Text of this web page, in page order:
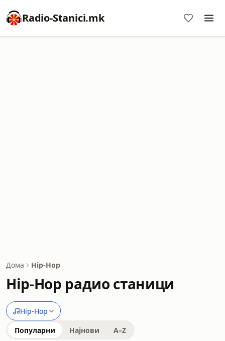
Radio-Stanici.mk
Дома Hip-Hop
Hip-Hop радио станици
Hip-Hop
Популарни Најнови A–Z